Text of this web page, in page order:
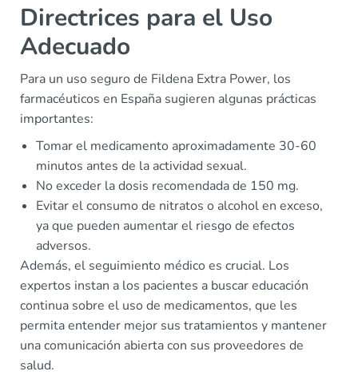
Directrices para el Uso
Adecuado
Para un uso seguro de Fildena Extra Power, los
farmacéuticos en España sugieren algunas prácticas
importantes:
Tomar el medicamento aproximadamente 30-60
minutos antes de la actividad sexual.
No exceder la dosis recomendada de 150 mg.
Evitar el consumo de nitratos o alcohol en exceso,
ya que pueden aumentar el riesgo de efectos
adversos.
Además, el seguimiento médico es crucial. Los
expertos instan a los pacientes a buscar educación
continua sobre el uso de medicamentos, que les
permita entender mejor sus tratamientos y mantener
una comunicación abierta con sus proveedores de
salud.